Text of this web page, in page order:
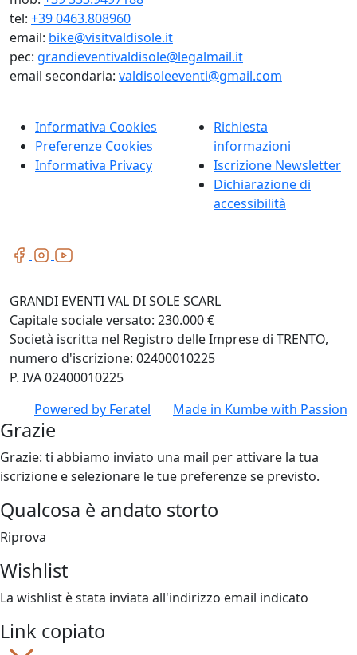
tel: +39 0463.808960
email: bike@visitvaldisole.it
pec: grandieventivaldisole@legalmail.it
email secondaria: valdisoleeventi@gmail.com
Informativa Cookies
Preferenze Cookies
Informativa Privacy
Richiesta
informazioni
Iscrizione Newsletter
Dichiarazione di
accessibilità
GRANDI EVENTI VAL DI SOLE SCARL
Capitale sociale versato: 230.000 €
Società iscritta nel Registro delle Imprese di TRENTO,
numero d'iscrizione: 02400010225
P. IVA 02400010225
Powered by Feratel Made in Kumbewith Passion
Grazie
Grazie: ti abbiamo inviato una mail per attivare la tua
iscrizione e selezionare le tue preferenze se previsto.
Qualcosa è andato storto
Riprova
Wishlist
La wishlist è stata inviata all'indirizzo email indicato
Link copiato